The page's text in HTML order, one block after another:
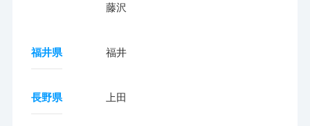
藤沢
福井県 福井
長野県 上田